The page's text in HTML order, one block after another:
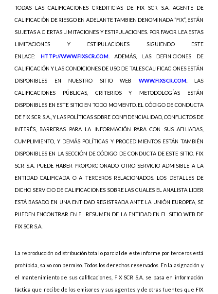
TODAS LAS CALIFICACIONES CREDITICIAS DE FIX SCR S.A. AGENTE DE
CALIFICACIÒN DE RIESGO EN ADELANTE TAMBIEN DENOMINADA “FIX”, ESTÁN
SUJETAS A CIERTAS LIMITACIONES Y ESTIPULACIONES. POR FAVOR LEA ESTAS
LIMITACIONES Y ESTIPULACIONES SIGUIENDO ESTE
ENLACE: HTTP://WWW.FIXSCR.COM . ADEMÁS, LAS DEFINICIONES DE
CALIFICACIÓN Y LAS CONDICIONES DE USO DE TALES CALIFICACIONES ESTÁN
DISPONIBLES EN NUESTRO SITIO WEB WWW.FIXSCR.COM . LAS
CALIFICACIONES PÚBLICAS, CRITERIOS Y METODOLOGÍAS ESTÁN
DISPONIBLES EN ESTE SITIO EN TODO MOMENTO. EL CÓDIGO DE CONDUCTA
DE FIX SCR S.A., Y LAS POLÍTICAS SOBRE CONFIDENCIALIDAD, CONFLICTOS DE
INTERÉS, BARRERAS PARA LA INFORMACIÓN PARA CON SUS AFILIADAS,
CUMPLIMIENTO, Y DEMÁS POLÍTICAS Y PROCEDIMIENTOS ESTÁN TAMBIÉN
DISPONIBLES EN LA SECCIÓN DE CÓDIGO DE CONDUCTA DE ESTE SITIO. FIX
SCR S.A. PUEDE HABER PROPORCIONADO OTRO SERVICIO ADMISIBLE A LA
ENTIDAD CALIFICADA O A TERCEROS RELACIONADOS. LOS DETALLES DE
DICHO SERVICIO DE CALIFICACIONES SOBRE LAS CUALES EL ANALISTA LIDER
ESTÁ BASADO EN UNA ENTIDAD REGISTRADA ANTE LA UNIÓN EUROPEA, SE
PUEDEN ENCONTRAR EN EL RESUMEN DE LA ENTIDAD EN EL SITIO WEB DE
FIX SCR S.A.
La reproducción o distribución total o parcial de este informe por terceros está
prohibida, salvo con permiso. Todos los derechos reservados. En la asignación y
el mantenimiento de sus calificaciones, FIX SCR S.A. se basa en información
fáctica que recibe de los emisores y sus agentes y de otras fuentes que FIX